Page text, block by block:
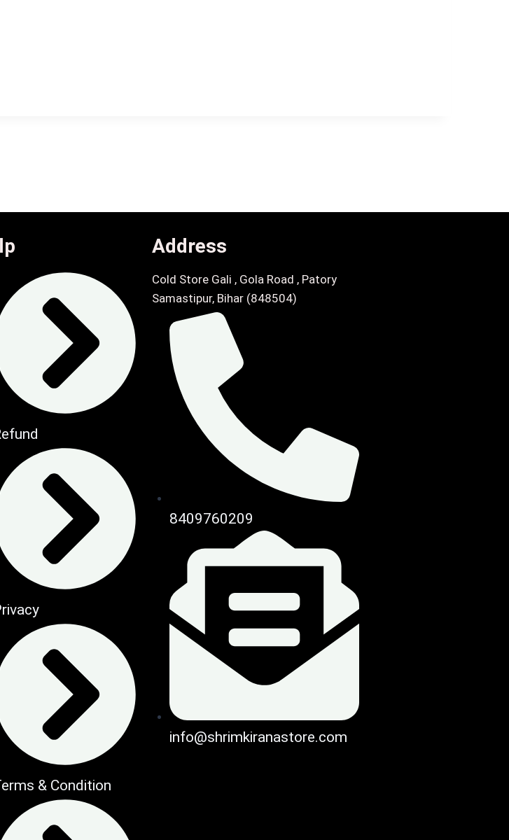
& Condition
Address
Cold Store Gali , Gola Road , Patory
Samastipur, Bihar (848504)
8409760209
info@shrimkiranastore.com